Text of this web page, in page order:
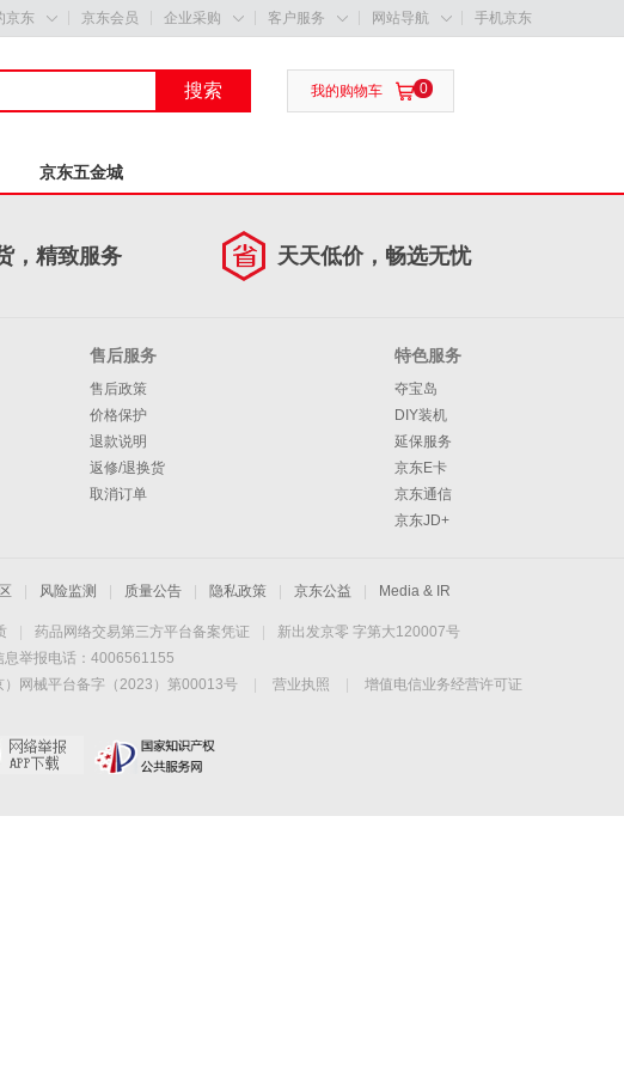
京东  京东会员 企业采购  客户服务  网站导航  手机京东
搜索  0
我的购物车
京东五金城
，精致服务 天天低价，畅选无忧
售后服务
售后政策
价格保护
退款说明
返修/退换货
取消订单
特色服务
夺宝岛
DIY装机
延保服务
京东E卡
京东通信
京东JD+
风险监测 质量公告 隐私政策 京东公益 Media & IR
药品网络交易第三方平台备案凭证
新出发京零 字第大120007号
息举报电话：4006561155
）网械平台备字（2023）第00013号 营业执照
增值电信业务经营许可证